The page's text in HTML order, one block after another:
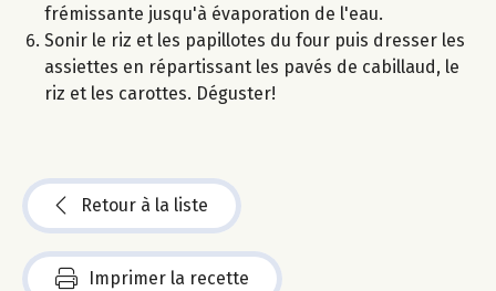
frémissante jusqu'à évaporation de l'eau.
Sonir le riz et les papillotes du four puis dresser les
assiettes en répartissant les pavés de cabillaud, le
riz et les carottes. Déguster!
Retour à la liste
Imprimer la recette